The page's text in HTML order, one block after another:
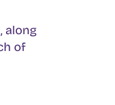
along
of